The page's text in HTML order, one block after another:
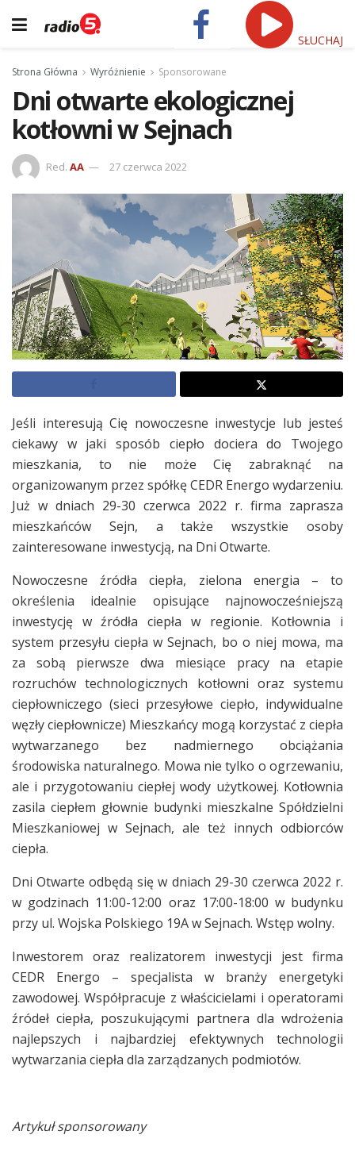
SŁUCHAJ
Strona Główna Wyróżnienie Sponsorowane
Dni otwarte ekologicznej
kotłowni w Sejnach
Red. AA 27 czerwca 2022
Jeśli interesują Cię nowoczesne inwestycje lub jesteś
ciekawy w jaki sposób ciepło dociera do Twojego
mieszkania, to nie może Cię zabraknąć na
organizowanym przez spółkę CEDR Energo wydarzeniu.
Już w dniach 29-30 czerwca 2022 r. firma zaprasza
mieszkańców Sejn, a także wszystkie osoby
zainteresowane inwestycją, na Dni Otwarte.
Nowoczesne źródła ciepła, zielona energia – to
określenia idealnie opisujące najnowocześniejszą
inwestycję w źródła ciepła w regionie. Kotłownia i
system przesyłu ciepła w Sejnach, bo o niej mowa, ma
za sobą pierwsze dwa miesiące pracy na etapie
rozruchów technologicznych kotłowni oraz systemu
ciepłowniczego (sieci przesyłowe ciepło, indywidualne
węzły ciepłownicze) Mieszkańcy mogą korzystać z ciepła
wytwarzanego bez nadmiernego obciążania
środowiska naturalnego. Mowa nie tylko o ogrzewaniu,
ale i przygotowaniu ciepłej wody użytkowej. Kotłownia
zasila ciepłem głownie budynki mieszkalne Spółdzielni
Mieszkaniowej w Sejnach, ale też innych odbiorców
ciepła.
Dni Otwarte odbędą się w dniach 29-30 czerwca 2022 r.
w godzinach 11:00-12:00 oraz 17:00-18:00 w budynku
przy ul. Wojska Polskiego 19A w Sejnach. Wstęp wolny.
Inwestorem oraz realizatorem inwestycji jest firma
CEDR Energo – specjalista w branży energetyki
zawodowej. Współpracuje z właścicielami i operatorami
źródeł ciepła, poszukującymi partnera dla wdrożenia
najlepszych i najbardziej efektywnych technologii
wytwarzania ciepła dla zarządzanych podmiotów.
Artykuł sponsorowany